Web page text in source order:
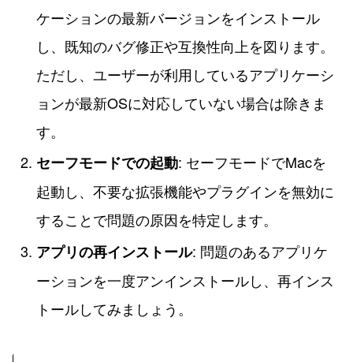
ケーションの最新バージョンをインストール
し、既知のバグ修正や互換性向上を図ります。
ただし、ユーザーが利用しているアプリケーシ
ョンが最新OSに対応していない場合は除きま
す。
セーフモードでの起動: セーフモードでMacを
起動し、不要な拡張機能やプラグインを無効に
することで問題の原因を特定します。
アプリの再インストール: 問題のあるアプリケ
ーションを一度アンインストールし、再インス
トールしてみましょう。